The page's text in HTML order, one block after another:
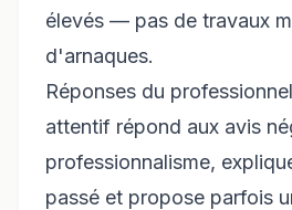
élevés — pas de travaux
d'arnaques.
Réponses du
attentif répond aux avis
professionnalisme,
passé et propose parfois